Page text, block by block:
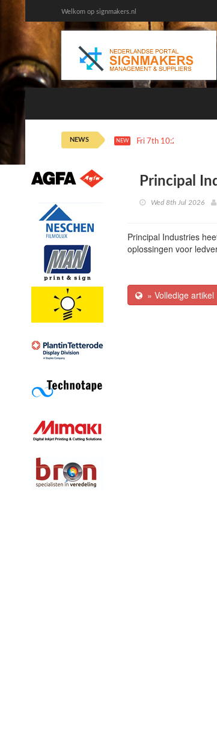
Welkom op signmakers.nl
NEWS NEW Fri 7th 10:20
Principal
Wed 8th Jul 2026
Principal Industries
oplossingen voor
» Volledige artikel